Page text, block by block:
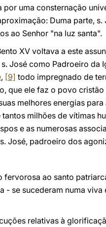
uma consternação
Duma parte,
ao Senhor "na luz santa".
XV voltava a este
José como Padroeiro da
, [9] todo impregnado de
que ele faz o povo
melhores energias
milhões de vítimas
e as numerosas
José, padroeiro dos
fervorosa ao santo
- se sucederam numa
relativas à